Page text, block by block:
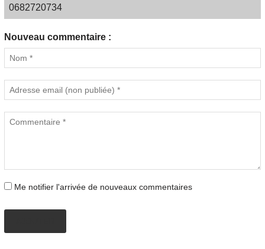
0682720734
Nouveau commentaire :
Me notifier l'arrivée de nouveaux commentaires